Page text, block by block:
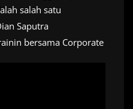
salah satu
Saputra
bersama Corporate